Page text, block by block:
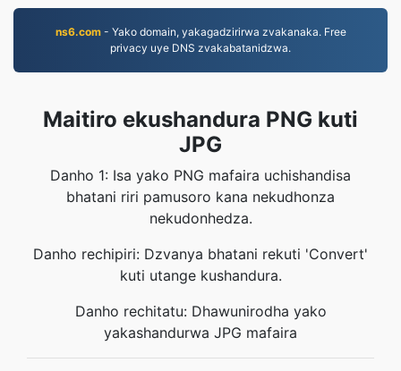
ns6.com- Yako domain, yakagadzirirwa zvakanaka. Free
privacy uye DNS zvakabatanidzwa.
Maitiro ekushandura PNG kuti
JPG
Danho 1: Isa yako PNG mafaira uchishandisa
bhatani riri pamusoro kana nekudhonza
nekudonhedza.
Danho rechipiri: Dzvanya bhatani rekuti 'Convert'
kuti utange kushandura.
Danho rechitatu: Dhawunirodha yako
yakashandurwa JPG mafaira